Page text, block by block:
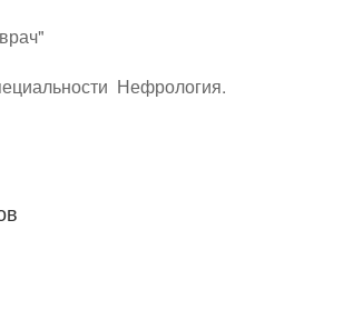
Нефрология.